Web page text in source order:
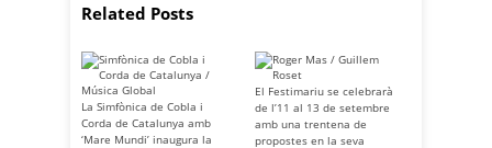
Related Posts
La Simfònica de Cobla i
Corda de Catalunya amb
‘Mare Mundi’ inaugura la
El Festimariu se celebrarà
de l’11 al 13 de setembre
amb una trentena de
propostes en la seva